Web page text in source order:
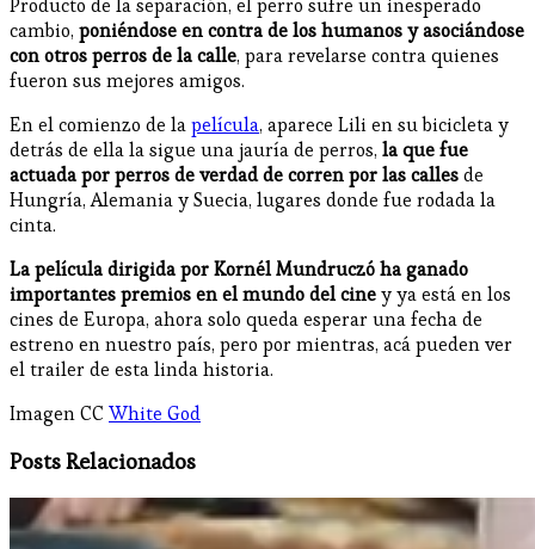
cambio, poniéndose en contra de los humanos y asociándose
con otros perros de la calle, para revelarse contra quienes
fueron sus mejores amigos.
En el comienzo de lapelícula, aparece Lili en su bicicleta y
detrás de ella la sigue una jauría de perros, la que fue
actuada por perros de verdad de corren por las callesde
Hungría, Alemania y Suecia, lugares donde fue rodada la
cinta.
La película dirigida por Kornél Mundruczó ha ganado
importantes premios en el mundo del ciney ya está en los
cines de Europa, ahora solo queda esperar una fecha de
estreno en nuestro país, pero por mientras, acá pueden ver
el trailer de esta linda historia.
Imagen CC White God
Posts Relacionados